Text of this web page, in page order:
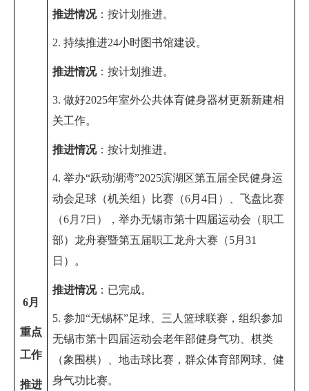
6月
重点
工作
推进
推进情况：按计划推进。
2. 持续推进24小时图书馆建设。
推进情况：按计划推进。
3. 做好2025年室外公共体育健身器材更新新建相
关工作。
推进情况：按计划推进。
4. 举办“跃动湖湾”2025滨湖区第五届全民健身运
动会足球（机关组）比赛 （6月4日 ）、飞盘比赛
（6月 7日 ），举办无锡市第十四届运动会（职工
部）龙舟赛暨第五届职工龙舟大赛（5月31
日 ）。
推进情况： 已完成。
5. 参加“无锡杯”足球
三人篮球联赛，组织参加
无锡市第十四届运动会老年部健身气功 、棋类
（象围棋）
、地击球比赛，群众体育部网球、健
身气功比赛。